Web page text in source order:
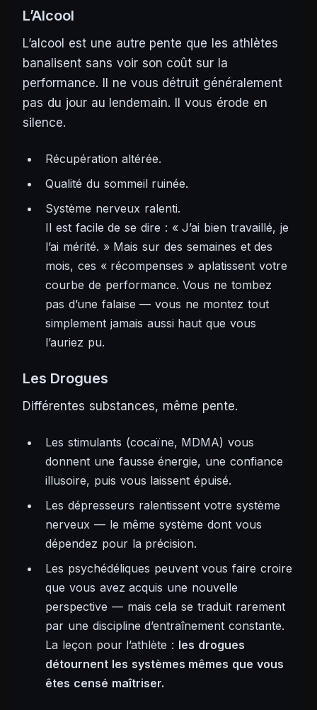
L’Alcool
L’alcool est une autre pente que les athlètes
banalisent sans voir son coût sur la
performance. Il ne vous détruit généralement
pas du jour au lendemain. Il vous érode en
silence.
Récupération altérée.
Qualité du sommeil ruinée.
Système nerveux ralenti.
Il est facile de se dire : « J’ai bien travaillé, je
l’ai mérité. »Mais sur des semaines et des
mois, ces « récompenses » aplatissent votre
courbe de performance. Vous ne tombez
pas d’une falaise — vous ne montez tout
simplement jamais aussi haut que vous
l’auriez pu.
Les Drogues
Différentes substances, même pente.
Les stimulants (cocaïne, MDMA) vous
donnent une fausse énergie, une confiance
illusoire, puis vous laissent épuisé.
Les dépresseurs ralentissent votre système
nerveux — le même système dont vous
dépendez pour la précision.
Les psychédéliques peuvent vous faire croire
que vous avez acquis une nouvelle
perspective — mais cela se traduit rarement
par une discipline d’entraînement constante.
La leçon pour l’athlète : les drogues
détournent les systèmes mêmes que vous
êtes censé maîtriser.